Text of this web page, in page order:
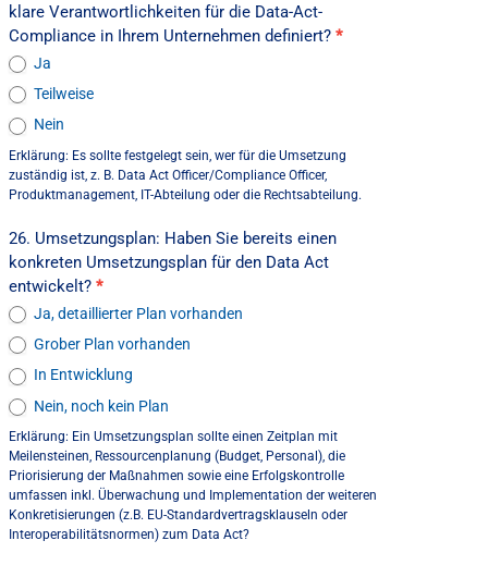
klare Verantwortlichkeiten für die Data-Act-
Compliance in Ihrem Unternehmen definiert? *
Ja
Teilweise
Nein
Erklärung: Es sollte festgelegt sein, wer für die Umsetzung
zuständig ist, z. B. Data Act Officer/Compliance Officer,
Produktmanagement, IT-Abteilung oder die Rechtsabteilung.
26. Umsetzungsplan: Haben Sie bereits einen
konkreten Umsetzungsplan für den Data Act
entwickelt? *
Ja, detaillierter Plan vorhanden
Grober Plan vorhanden
In Entwicklung
Nein, noch kein Plan
Erklärung: Ein Umsetzungsplan sollte einen Zeitplan mit
Meilensteinen, Ressourcenplanung (Budget, Personal), die
Priorisierung der Maßnahmen sowie eine Erfolgskontrolle
umfassen inkl. Überwachung und Implementation der weiteren
Konkretisierungen (z.B. EU-Standardvertragsklauseln oder
Interoperabilitätsnormen) zum Data Act?